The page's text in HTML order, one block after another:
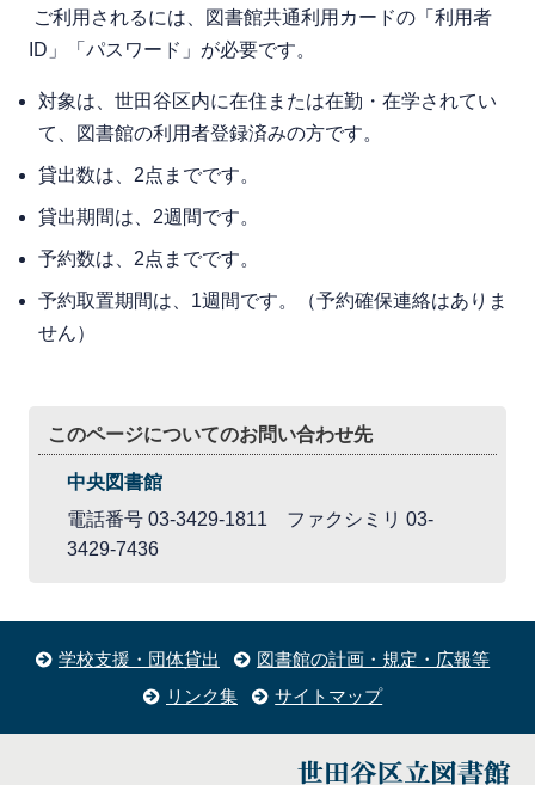
ご利⽤されるには、図書館共通利用カードの「利用者
ID」「パスワード」が必要です。
対象は、世⽥⾕区内に在住または在勤・在学されてい
て、図書館の利⽤者登録済みの⽅です。
貸出数は、2点までです。
貸出期間は、2週間です。
予約数は、2点までです。
予約取置期間は、1週間です。（予約確保連絡はありま
せん）
このページについてのお問い合わせ先
中央図書館
電話番号 03-3429-1811 ファクシミリ 03-
3429-7436
学校支援・団体貸出
図書館の計画・規定・広報等
リンク集
サイトマップ